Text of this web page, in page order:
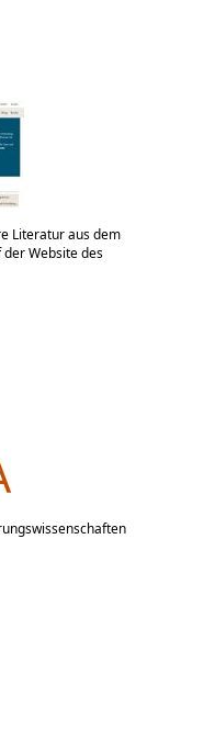
Literatur aus dem
Website des